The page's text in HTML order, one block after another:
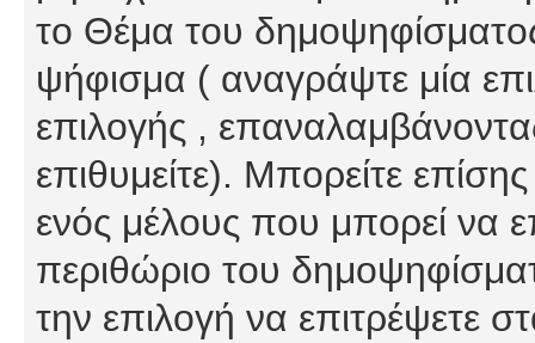
το Θέμα του
ψήφισμα ( αναγράψτε μία
επιλογής ,
επιθυμείτε). Μπορείτε
ενός μέλους που μπορεί να
περιθώριο του
την επιλογή να επιτρέψετε